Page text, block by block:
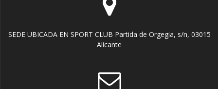
SEDE UBICADA EN SPORT CLUB Partida de Orgegia, s/n, 03015
Alicante